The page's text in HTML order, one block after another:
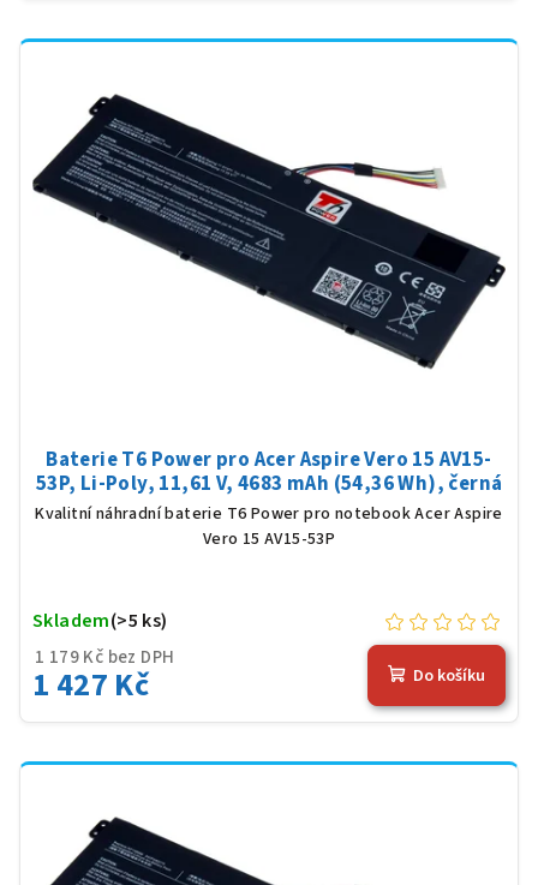
Baterie T6 Power pro Acer Aspire Vero 15 AV15-
53P, Li-Poly, 11,61 V, 4683 mAh (54,36 Wh), černá
Kvalitní náhradní baterie T6 Power pro notebook Acer Aspire
Vero 15 AV15-53P
1 179 Kč bez DPH
1 427 Kč
Skladem(>5 ks)
Do košíku